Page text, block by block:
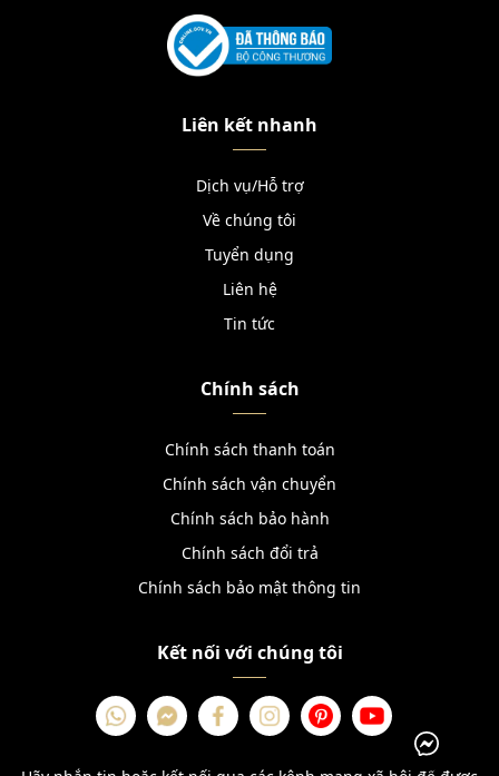
Liên kết nhanh
Dịch vụ/Hỗ trợ
Về chúng tôi
Tuyển dụng
Liên hệ
Tin tức
Chính sách
Chính sách thanh toán
Chính sách vận chuyển
Chính sách bảo hành
Chính sách đổi trả
Chính sách bảo mật thông tin
Kết nối với chúng tôi